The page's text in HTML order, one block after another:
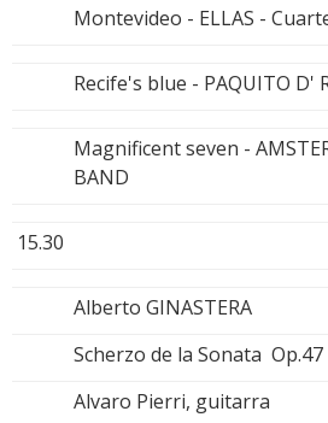
Montevideo - ELLAS -
Recife's blue - PAQUITO D'
Magnificent seven -
BAND
15.30
Alberto GINASTERA
Scherzo de la Sonata Op.47
Alvaro Pierri, guitarra